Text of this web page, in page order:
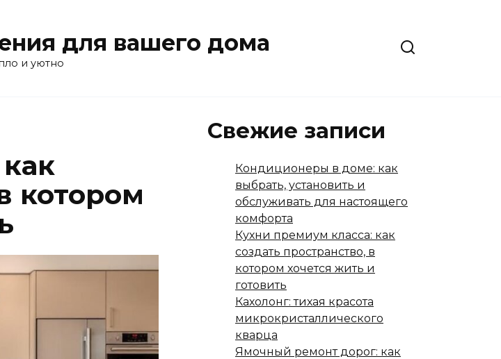
для вашего дома
и уютно
котором
Свежие записи
Кондиционеры в доме: как
выбрать, установить и
обслуживать для настоящего
комфорта
Кухни премиум класса: как
создать пространство, в
котором хочется жить и
готовить
Кахолонг: тихая красота
микрокристаллического
кварца
Ямочный ремонт дорог: как